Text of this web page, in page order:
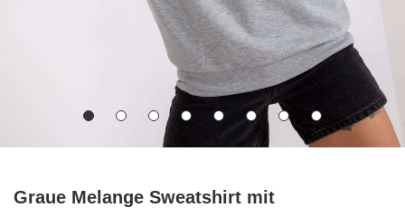
Graue Melange Sweatshirt mit